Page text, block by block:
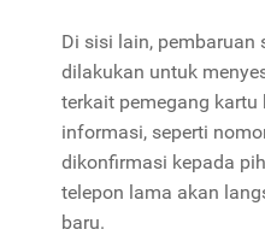
Di sisi lain, pembaruan
dilakukan untuk
terkait pemegang kartu
informasi, seperti
dikonfirmasi kepada
telepon lama akan
baru.